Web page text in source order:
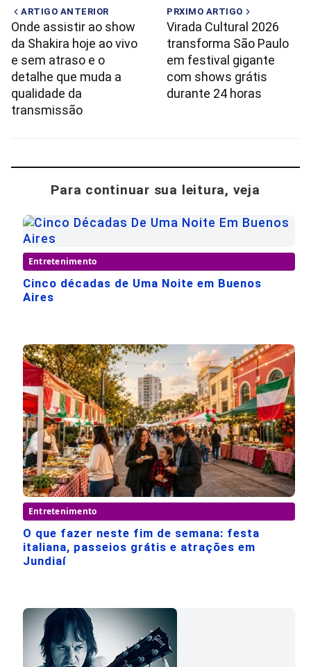
ARTIGO ANTERIOR
Onde assistir ao show
da Shakira hoje ao vivo
e sem atraso e o
detalhe que muda a
qualidade da
transmissão
PRXIMO ARTIGO
Virada Cultural 2026
transforma São Paulo
em festival gigante
com shows grátis
durante 24 horas
Para continuar sua leitura, veja
Entretenimento
Cinco décadas de Uma Noite em Buenos
Aires
Entretenimento
O que fazer neste fim de semana: festa
italiana, passeios grátis e atrações em
Jundiaí